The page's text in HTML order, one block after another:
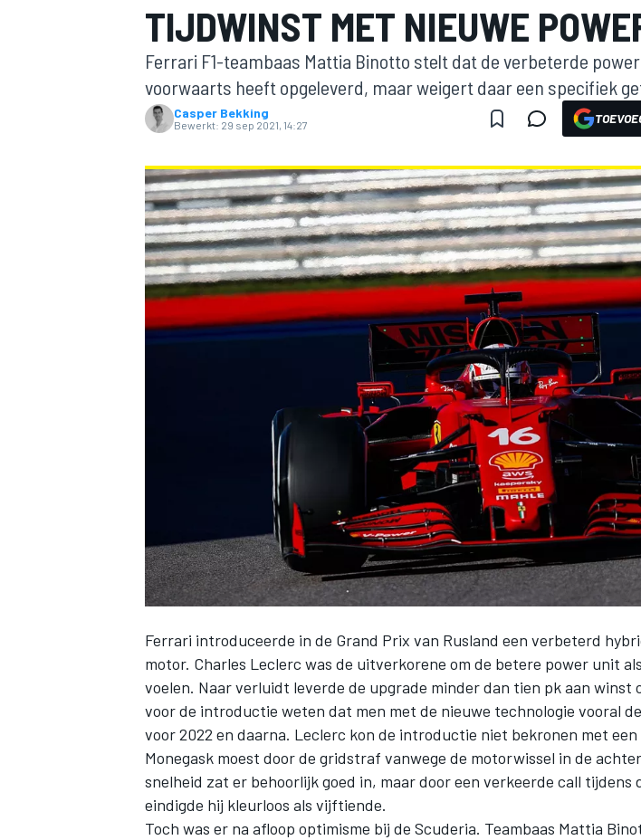
MOTOGP
WEC DTM
TIJDWINST MET NIEUWE
Ferrari F1-teambaas Mattia Binotto stelt dat de verbeterde
voorwaarts heeft opgeleverd, maar weigert daar een specifiek
Casper Bekking
Bewerkt: 29 sep 2021, 14:27
Ferrari introduceerde in de Grand Prix van Rusland een verbeterd
motor. Charles Leclerc was de uitverkorene om de betere power unit
voelen. Naar verluidt leverde de upgrade minder dan tien pk aan winst
voor de introductie weten dat men met de nieuwe technologie vooral
voor 2022 en daarna. Leclerc kon de introductie niet bekronen met
Monegask moest door de gridstraf vanwege de motorwissel in de
snelheid zat er behoorlijk goed in, maar door een verkeerde call tijdens
eindigde hij kleurloos als vijftiende.
Toch was er na afloop optimisme bij de Scuderia. Teambaas Mattia